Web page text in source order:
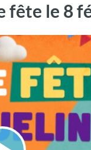
fête le 8